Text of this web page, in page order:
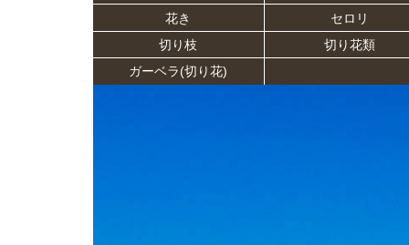
花き
セロリ
切り枝
切り花類
ガーベラ(切り花)